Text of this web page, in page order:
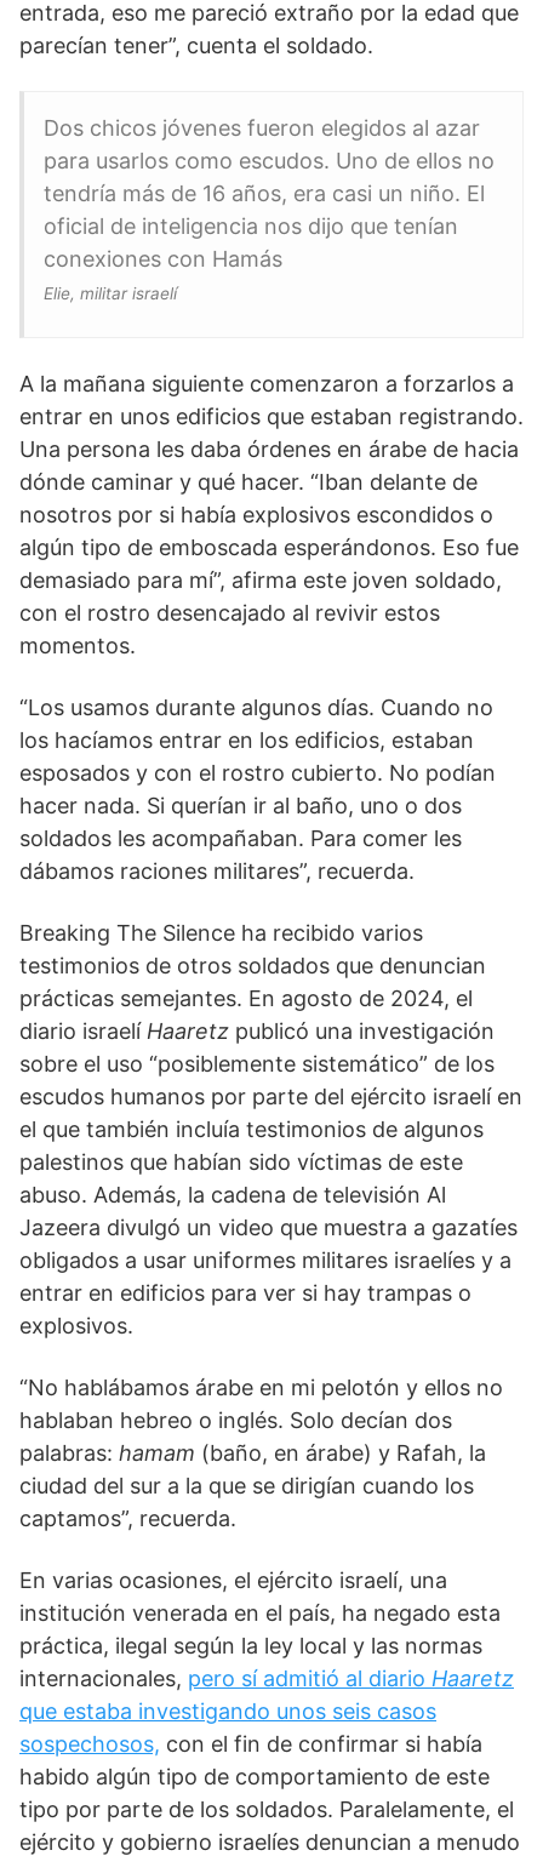
entrada, eso me pareció extraño por la edad que
parecían tener”, cuenta el soldado.
Dos chicos jóvenes fueron elegidos al azar
para usarlos como escudos. Uno de ellos no
tendría más de 16 años, era casi un niño. El
oficial de inteligencia nos dijo que tenían
conexiones con Hamás
Elie, militar israelí
A la mañana siguiente comenzaron a forzarlos a
entrar en unos edificios que estaban registrando.
Una persona les daba órdenes en árabe de hacia
dónde caminar y qué hacer. “Iban delante de
nosotros por si había explosivos escondidos o
algún tipo de emboscada esperándonos. Eso fue
demasiado para mí”, afirma este joven soldado,
con el rostro desencajado al revivir estos
momentos.
“Los usamos durante algunos días. Cuando no
los hacíamos entrar en los edificios, estaban
esposados y con el rostro cubierto. No podían
hacer nada. Si querían ir al baño, uno o dos
soldados les acompañaban. Para comer les
dábamos raciones militares”, recuerda.
Breaking The Silence ha recibido varios
testimonios de otros soldados que denuncian
prácticas semejantes. En agosto de 2024, el
diario israelí Haaretz publicó una investigación
sobre el uso “posiblemente sistemático” de los
escudos humanos por parte del ejército israelí en
el que también incluía testimonios de algunos
palestinos que habían sido víctimas de este
abuso. Además, la cadena de televisión Al
Jazeera divulgó un video que muestra a gazatíes
obligados a usar uniformes militares israelíes y a
entrar en edificios para ver si hay trampas o
explosivos.
“No hablábamos árabe en mi pelotón y ellos no
hablaban hebreo o inglés. Solo decían dos
palabras: hamam (baño, en árabe) y Rafah, la
ciudad del sur a la que se dirigían cuando los
captamos”, recuerda.
En varias ocasiones, el ejército israelí, una
institución venerada en el país, ha negado esta
práctica, ilegal según la ley local y las normas
internacionales, pero sí admitió al diario Haaretz
que estaba investigando unos seis casos
sospechosos, con el fin de confirmar si había
habido algún tipo de comportamiento de este
tipo por parte de los soldados. Paralelamente, el
ejército y gobierno israelíes denuncian a menudo